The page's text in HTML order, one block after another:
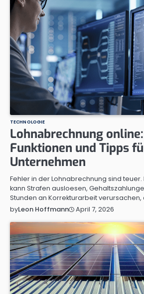
TECHNOLOGIE
Lohnabrechnung
Funktionen und Tipps
Unternehmen
Fehler in der Lohnabrechnung sind teuer.
kann Strafen ausloesen,
Stunden an Korrekturarbeit verursachen,
byLeon Hoffmann April 7, 2026